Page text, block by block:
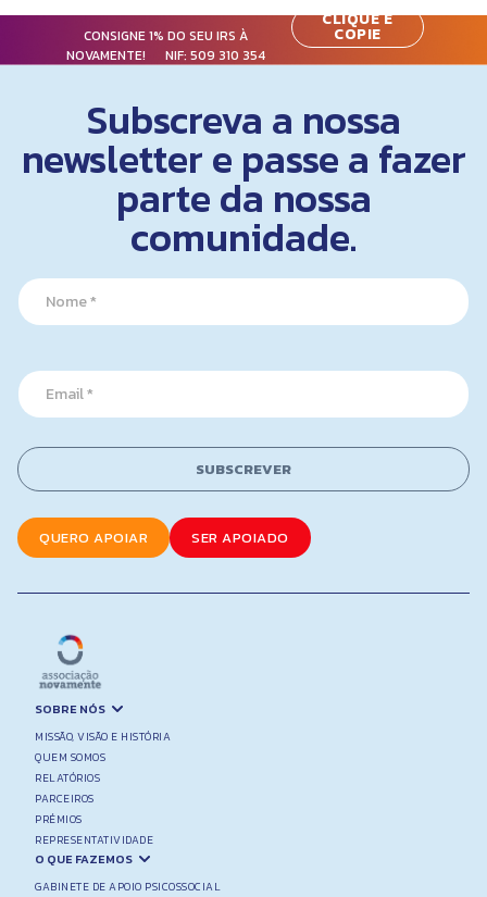
CONSIGNE 1% DO SEU IRS À
NOVAMENTE! NIF:509 310 354
CLIQUE E
COPIE
Subscreva a nossa
newsletter e passe a fazer
parte da nossa
comunidade.
N
a
m
a
m
E
m
a
l
E
m
a
l
*
SUBSCREVER
QUERO APOIAR SER APOIADO
SOBRE NÓS
MISSÃO, VISÃO E HISTÓRIA
QUEM SOMOS
RELATÓRIOS
PARCEIROS
PRÉMIOS
REPRESENTATIVIDADE
O QUE FAZEMOS
GABINETE DE APOIO PSICOSSOCIAL